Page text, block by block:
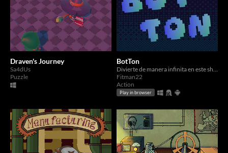
Draven's Journey
Sa4dUs
Puzzle
BotTon
Fitman22
Action
Play in browser